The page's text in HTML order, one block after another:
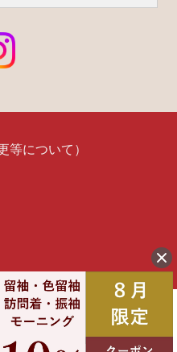
について）